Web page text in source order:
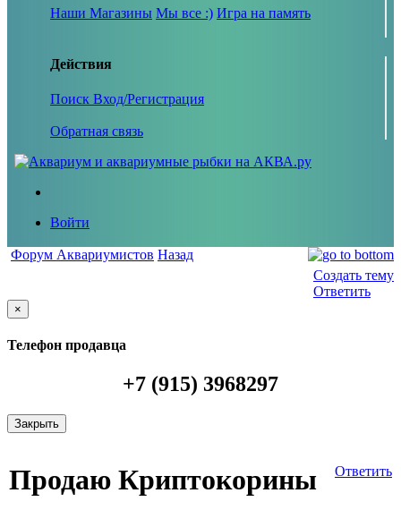
Наши Магазины Мы все :) Игра на память
Действия
Поиск Вход/Регистрация
Обратная связь
Войти
Форум Аквариумистов Назад
Создать тему
Ответить
×
Телефон продавца
+7 (915) 3968297
Закрыть
Ответить
Продаю Криптокорины